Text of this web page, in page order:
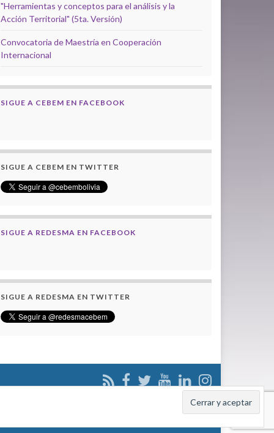
"Herramientas y conceptos para el análisis y la
Acción Territorial" (5ta. Versión)
Convocatoria de Maestría en Cooperación
Internacional
SIGUE A CEBEM EN FACEBOOK
SIGUE A CEBEM EN TWITTER
SIGUE A REDESMA EN FACEBOOK
SIGUE A REDESMA EN TWITTER